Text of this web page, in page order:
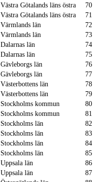
Västra Götalands läns östra 70
Västra Götalands läns östra 71
Värmlands län 72
Värmlands län 73
Dalarnas län 74
Dalarnas län 75
Gävleborgs län 76
Gävleborgs län 77
Västerbottens län 78
Västerbottens län 79
Stockholms kommun 80
Stockholms kommun 81
Stockholms län 82
Stockholms län 83
Stockholms län 84
Stockholms län 85
Uppsala län 86
Uppsala län 87